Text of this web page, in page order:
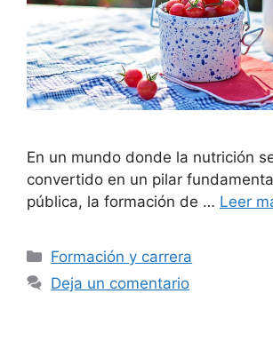
En un mundo donde la nutrición
convertido en un pilar
pública, la formación de … Leer
Formación y carrera
Deja un comentario